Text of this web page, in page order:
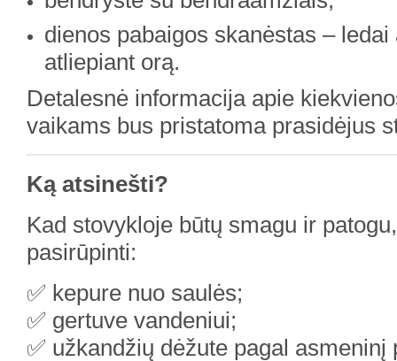
dienos pabaigos skanėstas –
atliepiant orą.
Detalesnė informacija apie
vaikams bus pristatoma prasidėjus
Ką atsinešti?
Kad stovykloje būtų smagu ir
pasirūpinti:
✅ kepure nuo saulės;
✅ gertuve vandeniui;
✅ užkandžių dėžute pagal asmeninį